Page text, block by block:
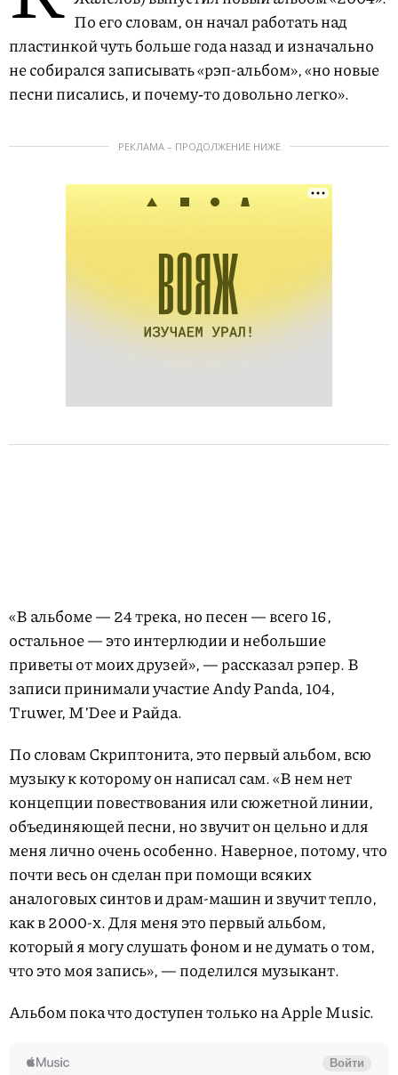
По его словам, он начал работать над
пластинкой чуть больше года назад и изначально
не собирался записывать «рэп-альбом», «но новые
песни писались, и почему‑то довольно легко».
РЕКЛАМА – ПРОДОЛЖЕНИЕ НИЖЕ
«В альбоме — 24 трека, но песен — всего 16,
остальное — это интерлюдии и небольшие
приветы от моих друзей», — рассказал рэпер. В
записи принимали участие Andy Panda, 104,
Truwer, MʼDee и Райда.
По словам Скриптонита, это первый альбом, всю
музыку к которому он написал сам. «В нем нет
концепции повествования или сюжетной линии,
объединяющей песни, но звучит он цельно и для
меня лично очень особенно. Наверное, потому, что
почти весь он сделан при помощи всяких
аналоговых синтов и драм-машин и звучит тепло,
как в 2000-х. Для меня это первый альбом,
который я могу слушать фоном и не думать о том,
что это моя запись», — поделился музыкант.
Альбом пока что доступен только на Apple Music.